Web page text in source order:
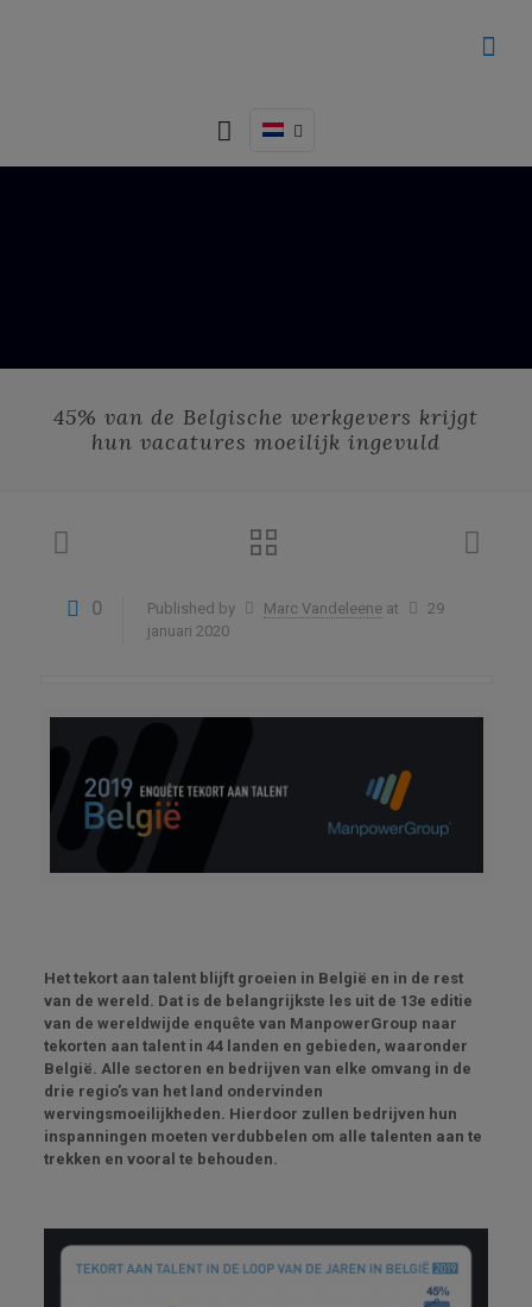
45% van de Belgische werkgevers krijgt
hun vacatures moeilijk ingevuld
0 Published by Marc Vandeleene at
29
januari 2020
Het tekort aan talent blijft groeien in België en in de rest
van de wereld. Dat is de belangrijkste les uit de 13e editie
van de wereldwijde enquête van ManpowerGroup naar
tekorten aan talent in 44 landen en gebieden, waaronder
België. Alle sectoren en bedrijven van elke omvang in de
drie regio’s van het land ondervinden
wervingsmoeilijkheden. Hierdoor zullen bedrijven hun
inspanningen moeten verdubbelen om alle talenten aan te
trekken en vooral te behouden.